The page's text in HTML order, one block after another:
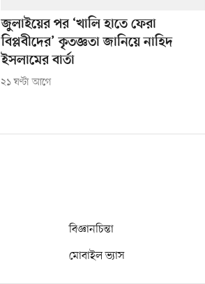
জুলাইয়ের পর ‘খালি হাতে ফেরা
বিপ্লবীদের’ কৃতজ্ঞতা জানিয়ে নাহিদ
ইসলামের বার্তা
২১ ঘণ্টা আগে
বিজ্ঞানচিন্তা
মোবাইল ভ্যাস